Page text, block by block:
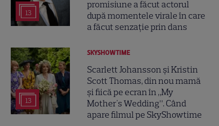
13
promisiune a făcut actorul
după momentele virale în care
a făcut senzație prin dans
13
SKYSHOWTIME
Scarlett Johansson și Kristin
Scott Thomas, din nou mamă
și fiică pe ecran în „My
Mother's Wedding”. Când
apare filmul pe SkyShowtime